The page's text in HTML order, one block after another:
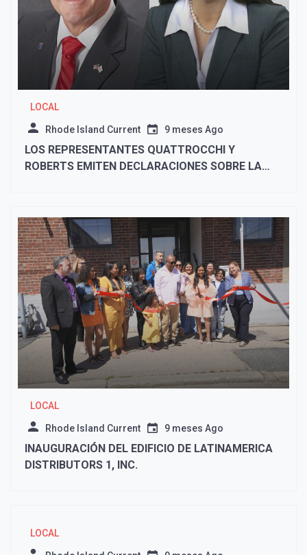
LOCAL
Rhode Island Current 9 meses Ago
LOS REPRESENTANTES QUATTROCCHI Y
ROBERTS EMITEN DECLARACIONES SOBRE LA
LOCAL
Rhode Island Current 9 meses Ago
INAUGURACIÓN DEL EDIFICIO DE LATINAMERICA
DISTRIBUTORS 1, INC.
LOCAL